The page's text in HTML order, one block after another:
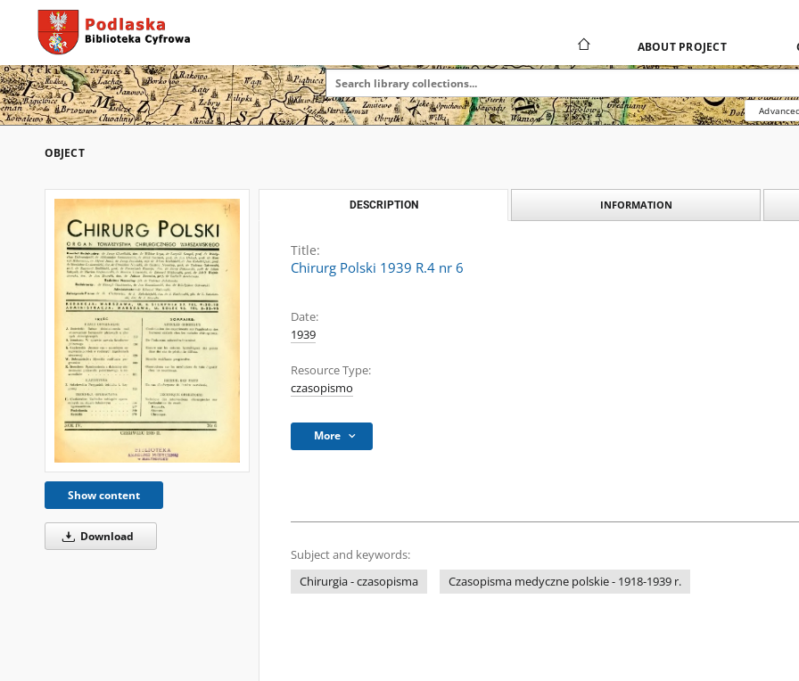
ABOUT PROJECT
OBJECT
Show content
Download
DESCRIPTION INFORMATION
Title:
Chirurg Polski 1939 R.4 nr 6
Date:
1939
Resource Type:
czasopismo
More
Subject and keywords:
Chirurgia - czasopisma
Czasopisma medyczne polskie - 1918-1939 r.